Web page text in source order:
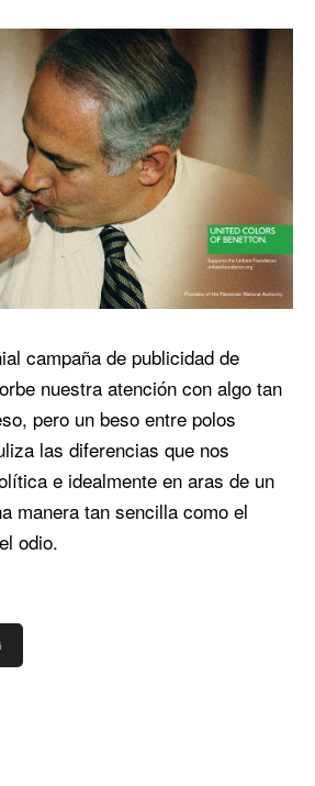
campaña de publicidad de
nuestra atención con algo tan
pero un beso entre polos
las diferencias que nos
e idealmente en aras de un
manera tan sencilla como el
odio.